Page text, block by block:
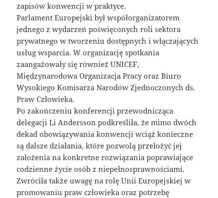
zapisów konwencji w praktyce.
Parlament Europejski był współorganizatorem
jednego z wydarzeń poświęconych roli sektora
prywatnego w tworzeniu dostępnych i włączających
usług wsparcia. W organizację spotkania
zaangażowały się również UNICEF,
Międzynarodowa Organizacja Pracy oraz Biuro
Wysokiego Komisarza Narodów Zjednoczonych ds.
Praw Człowieka.
Po zakończeniu konferencji przewodnicząca
delegacji Li Andersson podkreśliła, że mimo dwóch
dekad obowiązywania konwencji wciąż konieczne
są dalsze działania, które pozwolą przełożyć jej
założenia na konkretne rozwiązania poprawiające
codzienne życie osób z niepełnosprawnościami.
Zwróciła także uwagę na rolę Unii Europejskiej w
promowaniu praw człowieka oraz potrzebę